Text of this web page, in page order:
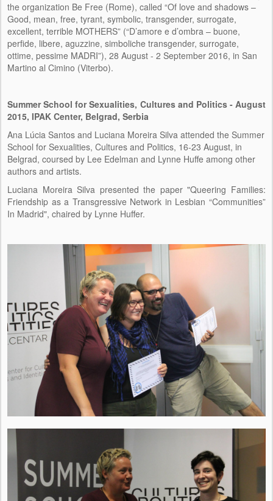
INSTITUCIÓN DE ACOGIDA
PERSONAS
EQUIPO DE INVESTIGACIÓN
IMAGE AND DESIGN
EVENTOS
CONFERENCIAS
SEMINARIOS
ACTIVIDADES DE EXTENSIÓN
REUNIONES DEL EQUIPO
FORMACIÓN
KEYNOTES
RESULTADOS
PRESENTACIONES
PUBLICACIONES
INFORME ANUAL
RECURSOS
STATISTICS
LEGISLATION
the organization Be Free (Rome), called “Of love and shadows –
Good, mean, free, tyrant, symbolic, transgender, surrogate,
excellent, terrible MOTHERS” (“D’amore e d’ombra – buone,
perfide, libere, aguzzine, simboliche transgender, surrogate,
ottime, pessime MADRI”), 28 August - 2 September 2016, in San
Martino al Cimino (Viterbo).
Summer School for Sexualities, Cultures and Politics - August
2015, IPAK Center, Belgrad, Serbia
Ana Lúcia Santos and Luciana Moreira Silva attended the Summer
School for Sexualities, Cultures and Politics, 16-23 August, in
Belgrad, coursed by Lee Edelman and Lynne Huffe among other
authors and artists.
Luciana Moreira Silva presented the paper "Queering Families:
Friendship as a Transgressive Network in Lesbian “Communities”
In Madrid", chaired by Lynne Huffer.